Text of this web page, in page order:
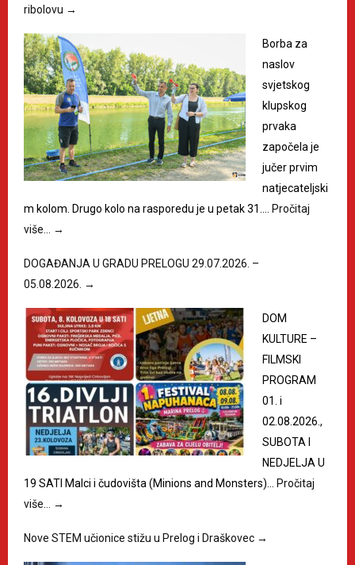
ribolovu →
Borba za
naslov
svjetskog
klupskog
prvaka
započela je
jučer prvim
natjecateljski
m kolom. Drugo kolo na rasporedu je u petak 31.…
Pročitaj
više…
→
DOGAĐANJA U GRADU PRELOGU 29.07.2026. –
05.08.2026. →
DOM
KULTURE –
FILMSKI
PROGRAM
01. i
02.08.2026.,
SUBOTA I
NEDJELJA U
19 SATI Malci i čudovišta (Minions and Monsters)…
Pročitaj
više…
→
Nove STEM učionice stižu u Prelog i Draškovec →